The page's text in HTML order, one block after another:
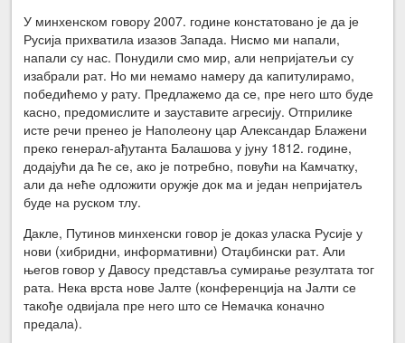
У минхенском говору 2007. године констатовано је да је
Русија прихватила изазов Запада. Нисмо ми напали,
напали су нас. Понудили смо мир, али непријатељи су
изабрали рат. Но ми немамо намеру да капитулирамо,
победићемо у рату. Предлажемо да се, пре него што буде
касно, предомислите и зауставите агресију. Отприлике
исте речи пренео је Наполеону цар Александар Блажени
преко генерал-ађутанта Балашова у јуну 1812. године,
додајући да ће се, ако је потребно, повући на Камчатку,
али да неће одложити оружје док ма и један непријатељ
буде на руском тлу.
Дакле, Путинов минхенски говор је доказ уласка Русије у
нови (хибридни, информативни) Отаџбински рат. Али
његов говор у Давосу представља сумирање резултата тог
рата. Нека врста нове Јалте (конференција на Јалти се
такође одвијала пре него што се Немачка коначно
предала).